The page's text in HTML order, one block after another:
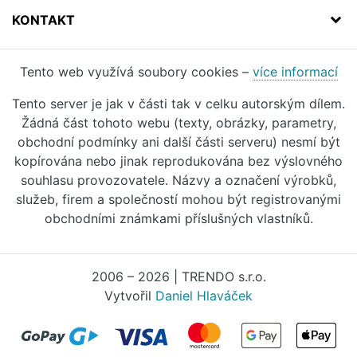
KONTAKT
Tento web využívá soubory cookies – více informací
Tento server je jak v části tak v celku autorským dílem.
Žádná část tohoto webu (texty, obrázky, parametry,
obchodní podmínky ani další části serveru) nesmí být
kopírována nebo jinak reprodukována bez výslovného
souhlasu provozovatele. Názvy a označení výrobků,
služeb, firem a společností mohou být registrovanými
obchodními známkami příslušných vlastníků.
2006 – 2026 | TRENDO s.r.o.
Vytvořil Daniel Hlaváček